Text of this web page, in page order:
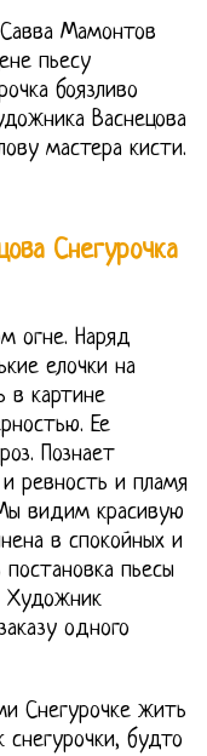
Мамонтов
пьесу
боязливо
Васнецова
мастера кисти.
Снегурочка
огне. Наряд
елочки на
в картине
Ее
Познает
ревность и пламя
видим красивую
в спокойных и
постановка пьесы
Художник
одного
Снегурочке жить
будто